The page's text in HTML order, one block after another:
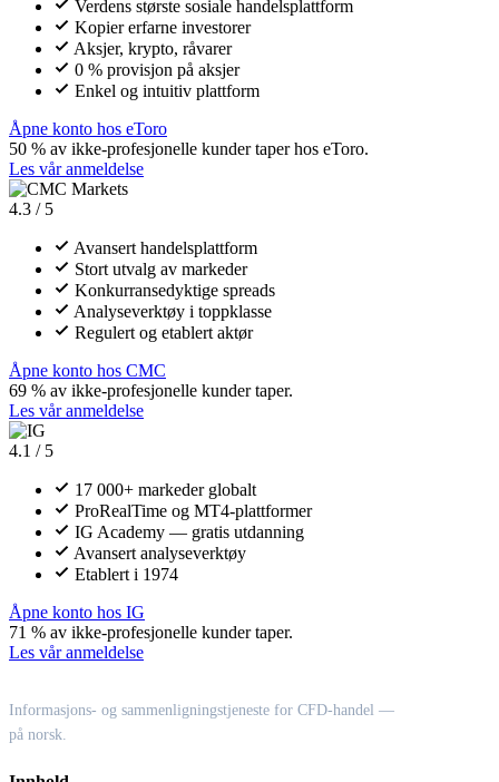
Verdens største sosiale handelsplattform
Kopier erfarne investorer
Aksjer, krypto, råvarer
0 % provisjon på aksjer
Enkel og intuitiv plattform
Åpne konto hos eToro
50 % av ikke-profesjonelle kunder taper hos eToro.
Les vår anmeldelse
4.3 / 5
Avansert handelsplattform
Stort utvalg av markeder
Konkurransedyktige spreads
Analyseverktøy i toppklasse
Regulert og etablert aktør
Åpne konto hos CMC
69 % av ikke-profesjonelle kunder taper.
Les vår anmeldelse
4.1 / 5
17 000+ markeder globalt
ProRealTime og MT4-plattformer
IG Academy — gratis utdanning
Avansert analyseverktøy
Etablert i 1974
Åpne konto hos IG
71 % av ikke-profesjonelle kunder taper.
Les vår anmeldelse
Informasjons- og sammenligningstjeneste for CFD-handel —
på norsk.